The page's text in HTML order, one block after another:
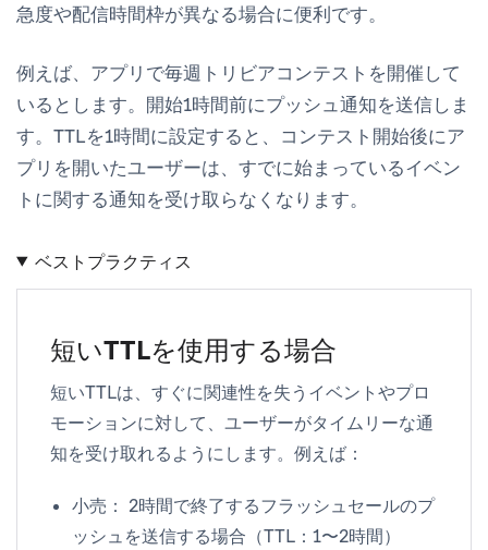
急度や配信時間枠が異なる場合に便利です。
例えば、アプリで毎週トリビアコンテストを開催して
いるとします。開始1時間前にプッシュ通知を送信しま
す。TTLを1時間に設定すると、コンテスト開始後にア
プリを開いたユーザーは、すでに始まっているイベン
トに関する通知を受け取らなくなります。
ベストプラクティス
短いTTLを使用する場合
短いTTLは、すぐに関連性を失うイベントやプロ
モーションに対して、ユーザーがタイムリーな通
知を受け取れるようにします。例えば：
小売： 2時間で終了するフラッシュセールのプ
ッシュを送信する場合（TTL：1〜2時間）